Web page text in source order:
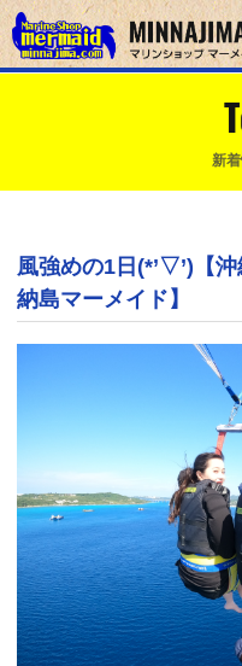
新
風強めの1日(*’▽’)【
納島マーメイド】